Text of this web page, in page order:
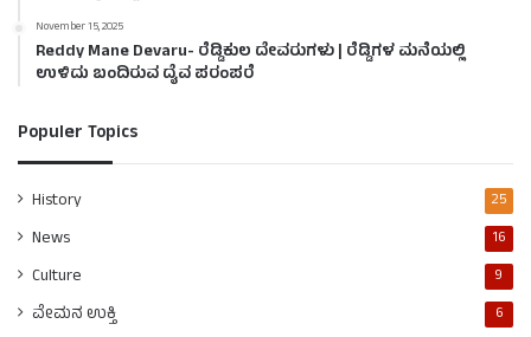
November 15, 2025
Reddy Mane Devaru- ರೆಡ್ಡಿಕುಲ ದೇವರುಗಳು | ರೆಡ್ಡಿಗಳ ಮನೆಯಲ್ಲಿ
ಉಳಿದು ಬಂದಿರುವ ದೈವ ಪರಂಪರೆ
Populer Topics
History 25
News 16
Culture 9
ವೇಮನ ಉಕ್ತಿ 6